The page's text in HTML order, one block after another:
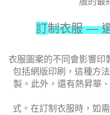
訂制衣服 —
衣服圖案的不同會影響印
包括網版印刷，這種方
製。此外，還有熱昇華
式。在訂制衣服時，如